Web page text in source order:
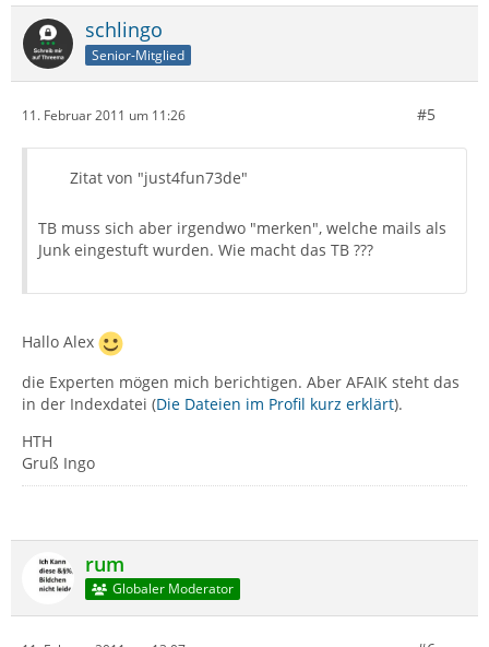
schlingo
Senior-Mitglied
11. Februar 2011 um 11:26 #5
Zitat von "just4fun73de"
TB muss sich aber irgendwo "merken", welche mails als
Junk eingestuft wurden. Wie macht das TB ???
Hallo Alex
die Experten mögen mich berichtigen. Aber AFAIK steht das
in der Indexdatei (Die Dateien im Profil kurz erklärt).
HTH
Gruß Ingo
rum
Globaler Moderator